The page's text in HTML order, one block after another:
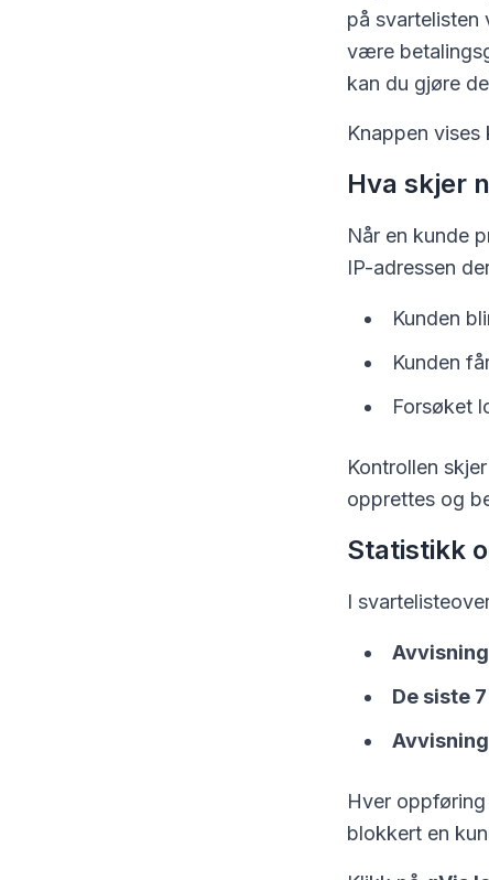
på svartelisten
være
kan du gjøre
Knappen
Hva skjer
Når en kunde
IP-adressen
Kunden
Kunden
Forsøket
Kontrollen
opprettes og
Statistikk
I
De siste
Hver
blokkert en